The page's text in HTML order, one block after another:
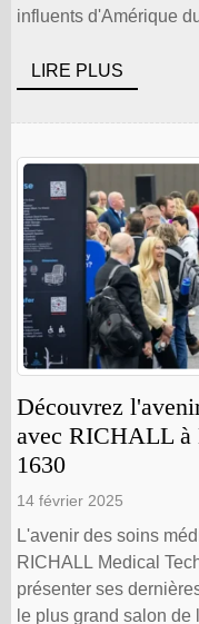
influents d'Amérique
experts de l'industrie
LIRE PLUS
Découvrez
avec RICHALL à
1630
14 février 2025
L'avenir des soins
RICHALL Medical
présenter ses
le plus grand salon